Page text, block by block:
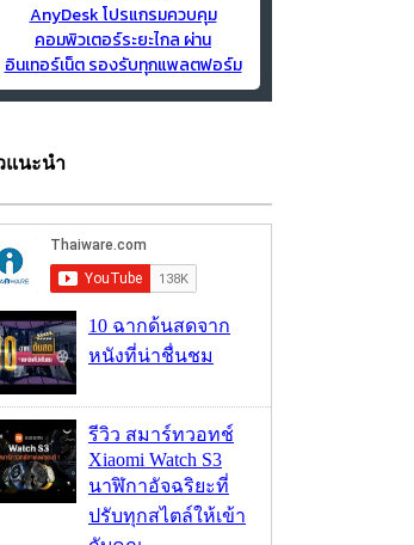
AnyDesk โปรแกรมควบคุม
คอมพิวเตอร์ระยะไกล ผ่าน
อินเทอร์เน็ต รองรับทุกแพลตฟอร์ม
แนะนำ
10 ฉากด้นสดจาก
หนังที่น่าชื่นชม
รีวิว สมาร์ทวอทช์
Xiaomi Watch S3
นาฬิกาอัจฉริยะที่
ปรับทุกสไตล์ให้เข้า